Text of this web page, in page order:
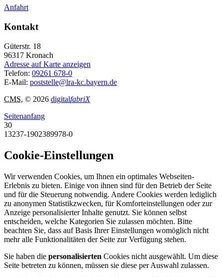
Anfahrt
Kontakt
Güterstr. 18
96317 Kronach
Adresse auf Karte anzeigen
Telefon: 09261 678-0
E-Mail: poststelle@lra-kc.bayern.de
CMS, © 2026 digitalfabriX
Seitenanfang
30
13237-1902389978-0
Cookie-Einstellungen
Wir verwenden Cookies, um Ihnen ein optimales Webseiten-
Erlebnis zu bieten. Einige von ihnen sind für den Betrieb der Seite
und für die Steuerung notwendig. Andere Cookies werden lediglich
zu anonymen Statistikzwecken, für Komforteinstellungen oder zur
Anzeige personalisierter Inhalte genutzt. Sie können selbst
entscheiden, welche Kategorien Sie zulassen möchten. Bitte
beachten Sie, dass auf Basis Ihrer Einstellungen womöglich nicht
mehr alle Funktionalitäten der Seite zur Verfügung stehen.
Sie haben die personalisierten Cookies nicht ausgewählt. Um diese
Seite betreten zu können, müssen sie diese per Auswahl zulassen.